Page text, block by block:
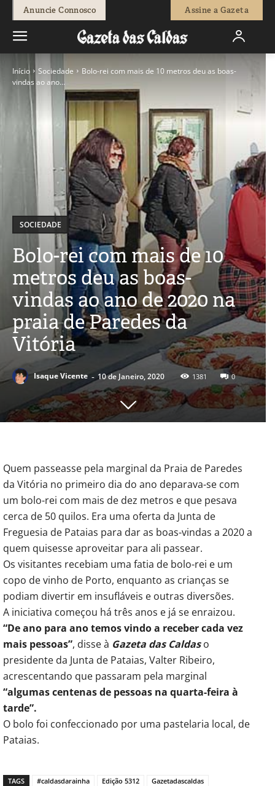
Anuncie Connosco Assine a Gazeta
Início Sociedade
Bolo-rei com mais de 10 metros deu as boas-
vindas ao ano...
SOCIEDADE
Bolo-rei com mais de 10
metros deu as boas-
vindas ao ano de 2020 na
praia de Paredes da
Vitória
Isaque Vicente - 10 de Janeiro, 2020 1381 0
Quem passeasse pela marginal da Praia de Paredes
da Vitória no primeiro dia do ano deparava-se com
um bolo-rei com mais de dez metros e que pesava
cerca de 50 quilos. Era uma oferta da Junta de
Freguesia de Pataias para dar as boas-vindas a 2020 a
quem quisesse aproveitar para ali passear.
Os visitantes recebiam uma fatia de bolo-rei e um
copo de vinho de Porto, enquanto as crianças se
podiam divertir em insufláveis e outras diversões.
A iniciativa começou há três anos e já se enraizou.
“De ano para ano temos vindo a receber cada vez
mais pessoas”, disse à Gazeta das Caldaso
presidente da Junta de Pataias, Valter Ribeiro,
acrescentando que passaram pela marginal
“algumas centenas de pessoas na quarta-feira à
tarde”.
O bolo foi confeccionado por uma pastelaria local, de
Pataias.
TAGS #caldasdarainha Edição 5312 Gazetadascaldas